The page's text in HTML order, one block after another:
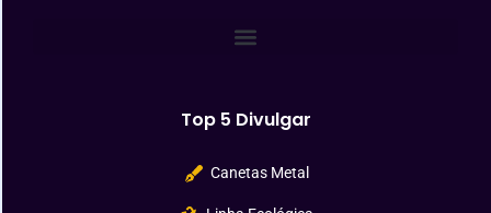
Top 5 Divulgar
Canetas Metal